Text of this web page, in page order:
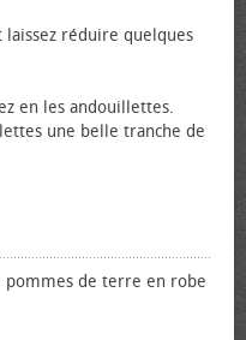
réduire quelques
en les andouillettes.
une belle tranche de
pommes de terre en robe